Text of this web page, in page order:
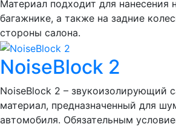
Материал подходит для нанесения
багажнике, а также на задние
стороны салона.
NoiseBlock 2
NoiseBlock 2 – звукоизолирующий
материал, предназначенный для
автомобиля. Обязательным